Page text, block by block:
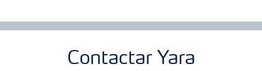
Contactar Yara